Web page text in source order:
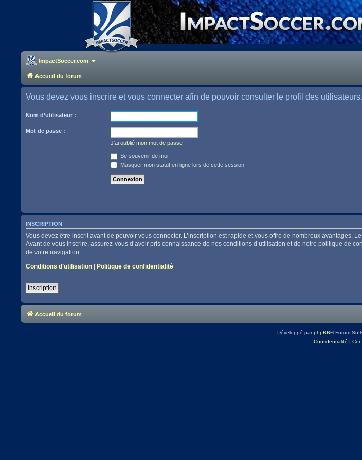
ImpactSoccer.com
Accueil du forum
Vous devez vous inscrire et vous connecter afin de pouvoir consulter le profil des utilisateurs.
Nom d’utilisateur :
Mot de passe :
J’ai oublié mon mot de passe
Se souvenir de moi
Masquer mon statut en ligne lors de cette session
INSCRIPTION
Vous devez être inscrit avant de pouvoir vous connecter. L’inscription est rapide et vous offre de nombreux
Avant de vous inscrire, assurez-vous d’avoir pris connaissance de nos conditions d’utilisation et de notre politique de
de votre navigation.
Conditions d’utilisation |Politique de confidentialité
Inscription
Accueil du forum
Développé parphpBB® Forum
Confidentialité |